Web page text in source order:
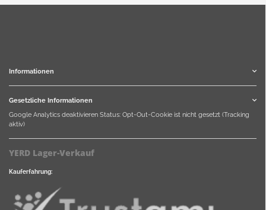
Informationen
Gesetzliche Informationen
Google Analytics deaktivieren Status: Opt-Out-Cookie ist nicht gesetzt (Tracking
aktiv)
YERD Lager-Verkauf
Kauferfahrung: